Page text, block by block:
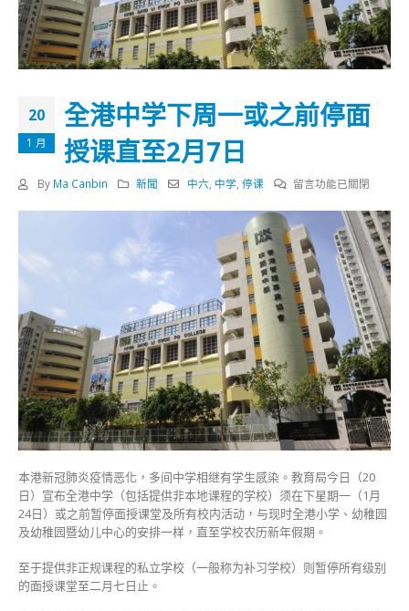
20
1 月
全港中学下周一或之前停面
授课直至2月7日
By Ma Canbin 新聞 中六, 中学,停课
在
中
学
下
周
一
或
停
面
授
课
至
2
月
7
中
留言功能已關閉
本港新冠肺炎疫情恶化，多间中学相继有学生感染。教育局今日（20
日）宣布全港中学（包括提供非本地课程的学校）须在下星期一（1月
24日）或之前暂停面授课堂及所有校内活动，与现时全港小学、幼稚园
及幼稚园暨幼儿中心的安排一样，直至学校农历新年假期。
至于提供非正规课程的私立学校（一般称为补习学校）则暂停所有级别
的面授课堂至二月七日止。